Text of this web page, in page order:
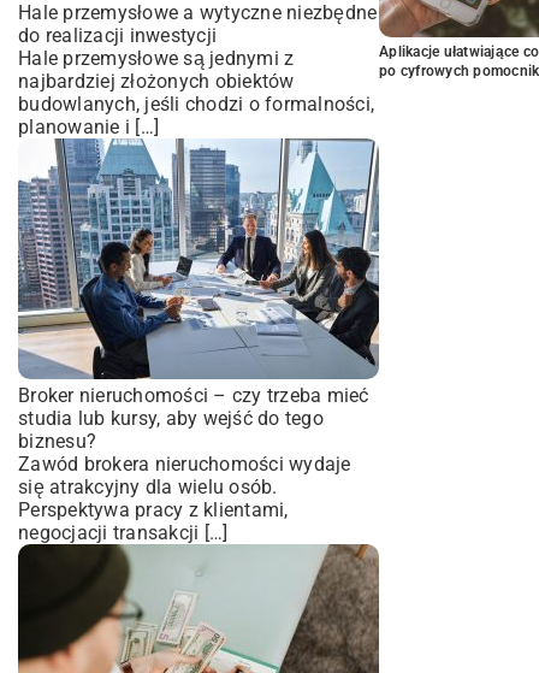
Hale przemysłowe a wytyczne niezbędne
do realizacji inwestycji
Hale przemysłowe są jednymi z
najbardziej złożonych obiektów
budowlanych, jeśli chodzi o formalności,
planowanie i […]
Broker nieruchomości – czy trzeba mieć
studia lub kursy, aby wejść do tego
biznesu?
Zawód brokera nieruchomości wydaje
się atrakcyjny dla wielu osób.
Perspektywa pracy z klientami,
negocjacji transakcji […]
Aplikacje ułatwiające
po cyfrowych